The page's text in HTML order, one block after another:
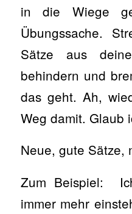
in die Wiege
Übungssache.
Sätze aus
behindern und
das geht. Ah,
Weg damit. Glaub
Neue, gute Sätze,
Zum Beispiel:
immer mehr